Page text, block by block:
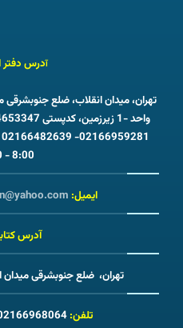
آدرس دفتر
واحد -1 زیرزمین، کدپستی 1314653347 -
02166959281- 02166482639 -
8:00 - 18:00
ایمیل:
آدرس
تهران، ضلع جنوبشرقی میدان انقلاب،
تلفن:- 02166979902